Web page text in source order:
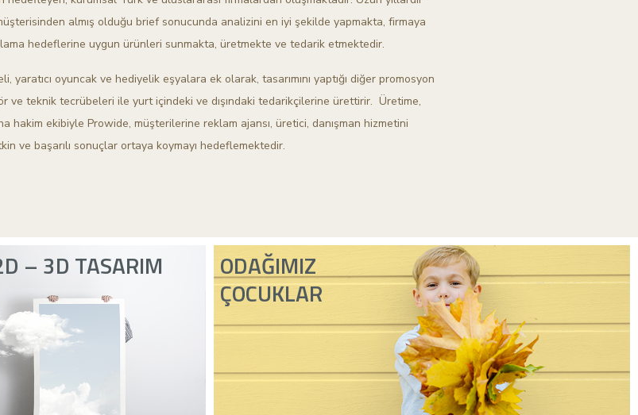
almış olduğu brief sonucunda analizini en iyi şekilde yapmakta, firmaya
hedeflerine uygun ürünleri sunmakta, üretmekte ve tedarik etmektedir.
oyuncak ve hediyelik eşyalara ek olarak, tasarımını yaptığı diğer promosyon
ve teknik tecrübeleri ile yurt içindeki ve dışındaki tedarikçilerine ürettirir. Üretime,
hakim ekibiyle Prowide, müşterilerine reklam ajansı, üretici, danışman hizmetini
ve başarılı sonuçlar ortaya koymayı hedeflemektedir.
– 3D TASARIM
ODAĞIMIZ
ÇOCUKLAR